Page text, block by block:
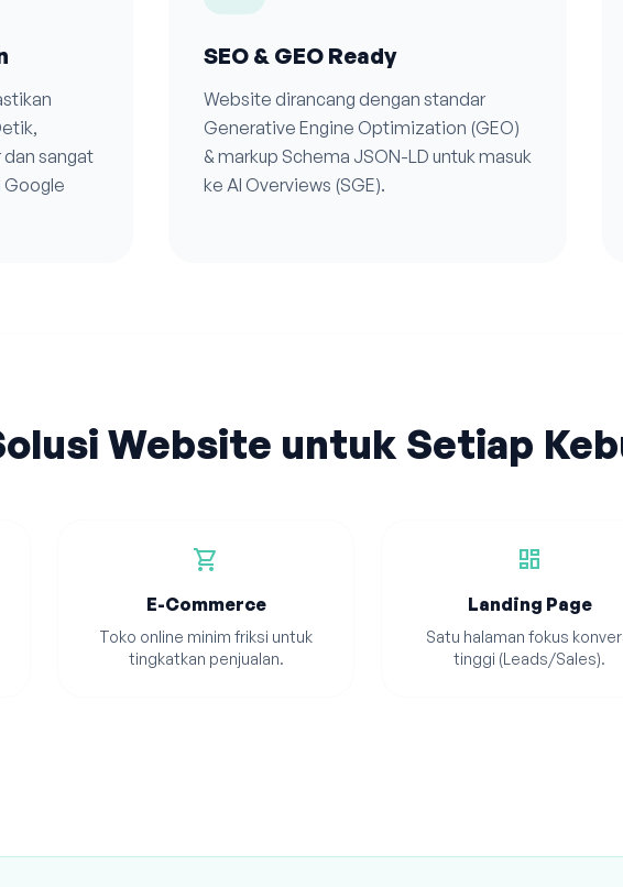
sangat
SEO & GEO Ready
Website dirancang dengan standar
Generative Engine Optimization (GEO)
& markup Schema JSON-LD untuk masuk
ke AI Overviews (SGE).
Website untuk Setiap
shopping_cart
E-Commerce
Toko online minim friksi untuk
tingkatkan penjualan.
dashboard
Landing Page
Satu halaman fokus
tinggi (Leads/Sales).